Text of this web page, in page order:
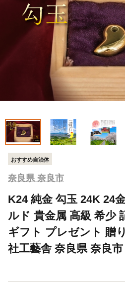
おすすめ自治体
奈良県 奈良市
K24 純金 勾玉 24K 24
ルド 貴金属 高級 希少
ギフト プレゼント 贈
社工藝舎 奈良県 奈良市